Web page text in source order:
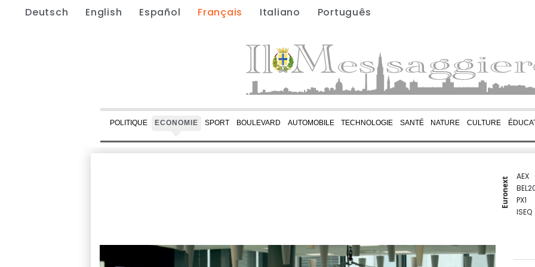
Deutsch English Español Français Italiano Português
POLITIQUE ECONOMIE SPORT BOULEVARD AUTOMOBILE TECHNOLOGIE SANTÉ NATURE CULTURE
Euronext
AEX
PX1
ISEQ